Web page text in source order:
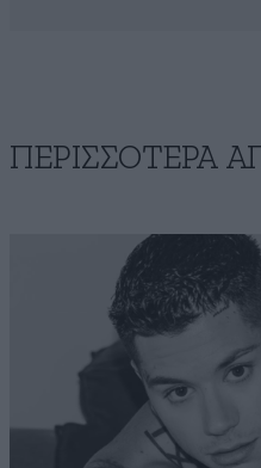
ΠΕΡΙΣΣΟΤΕΡΑ